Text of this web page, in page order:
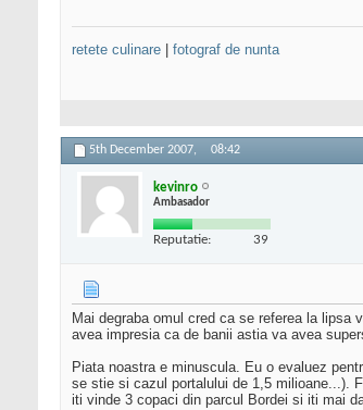
retete culinare fotograf de nunta
5th December 2007, 08:42
kevinro
Ambasador
Reputatie: 39
Mai degraba omul cred ca se referea la
avea impresia ca de banii astia va avea
Piata noastra e minuscula. Eu o evaluez
se stie si cazul portalului de 1,5 milioane...).
iti vinde 3 copaci din parcul Bordei si iti mai